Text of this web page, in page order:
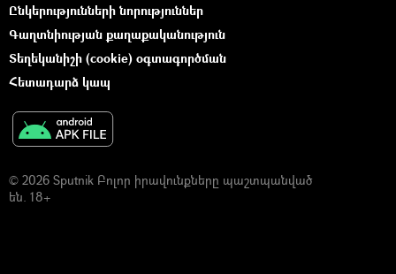
Ընկերությունների նորություններ
Գաղտնիության քաղաքականություն
Տեղեկանիշի (cookie) օգտագործման
Հետադարձ կապ
© 2026 Sputnik Բոլոր իրավունքները պաշտպանված
են. 18+